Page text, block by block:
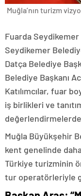
Muğla’nın turizm
Fuarda Seydikemer
Seydikemer
Datça Belediye
Belediye Başkanı
Katılımcılar, fuar
iş birlikleri ve
Muğla Büyükşehir
kent genelinde
Türkiye turizminin
tur operatörleriyle